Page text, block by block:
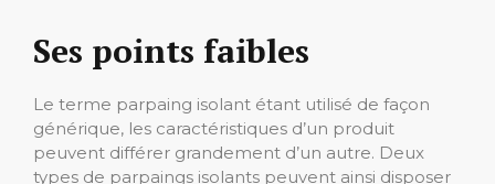
Ses points faibles
Le terme parpaing isolant étant utilisé de façon
générique, les caractéristiques d’un produit
peuvent différer grandement d’un autre. Deux
types de parpaings isolants peuvent ainsi disposer